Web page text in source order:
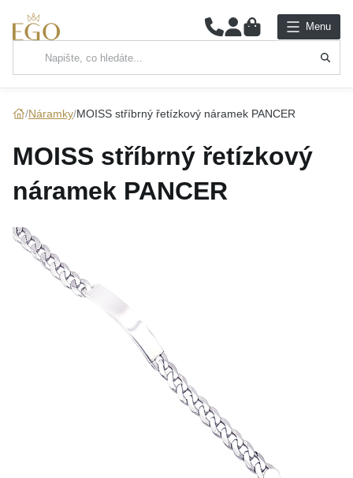
0 Menu
Hlavní kategorie
PRSTENY
NÁUŠNICE
Náramky MOISS stříbrný řetízkový náramek PANCER
MOISS stříbrný řetízkový
náramek PANCER